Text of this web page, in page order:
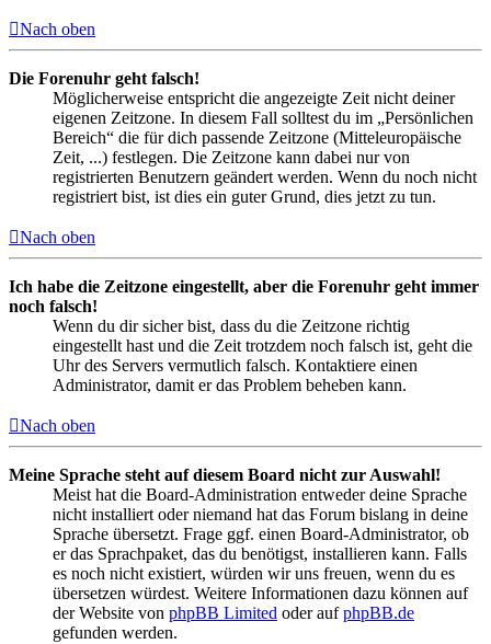
Nach oben
Die Forenuhr geht falsch!
Möglicherweise entspricht die angezeigte Zeit nicht deiner
eigenen Zeitzone. In diesem Fall solltest du im „Persönlichen
Bereich“ die für dich passende Zeitzone (Mitteleuropäische
Zeit, ...) festlegen. Die Zeitzone kann dabei nur von
registrierten Benutzern geändert werden. Wenn du noch nicht
registriert bist, ist dies ein guter Grund, dies jetzt zu tun.
Nach oben
Ich habe die Zeitzone eingestellt, aber die Forenuhr geht immer
noch falsch!
Wenn du dir sicher bist, dass du die Zeitzone richtig
eingestellt hast und die Zeit trotzdem noch falsch ist, geht die
Uhr des Servers vermutlich falsch. Kontaktiere einen
Administrator, damit er das Problem beheben kann.
Nach oben
Meine Sprache steht auf diesem Board nicht zur Auswahl!
Meist hat die Board-Administration entweder deine Sprache
nicht installiert oder niemand hat das Forum bislang in deine
Sprache übersetzt. Frage ggf. einen Board-Administrator, ob
er das Sprachpaket, das du benötigst, installieren kann. Falls
es noch nicht existiert, würden wir uns freuen, wenn du es
übersetzen würdest. Weitere Informationen dazu können auf
der Website von phpBB Limited oder aufphpBB.de
gefunden werden.